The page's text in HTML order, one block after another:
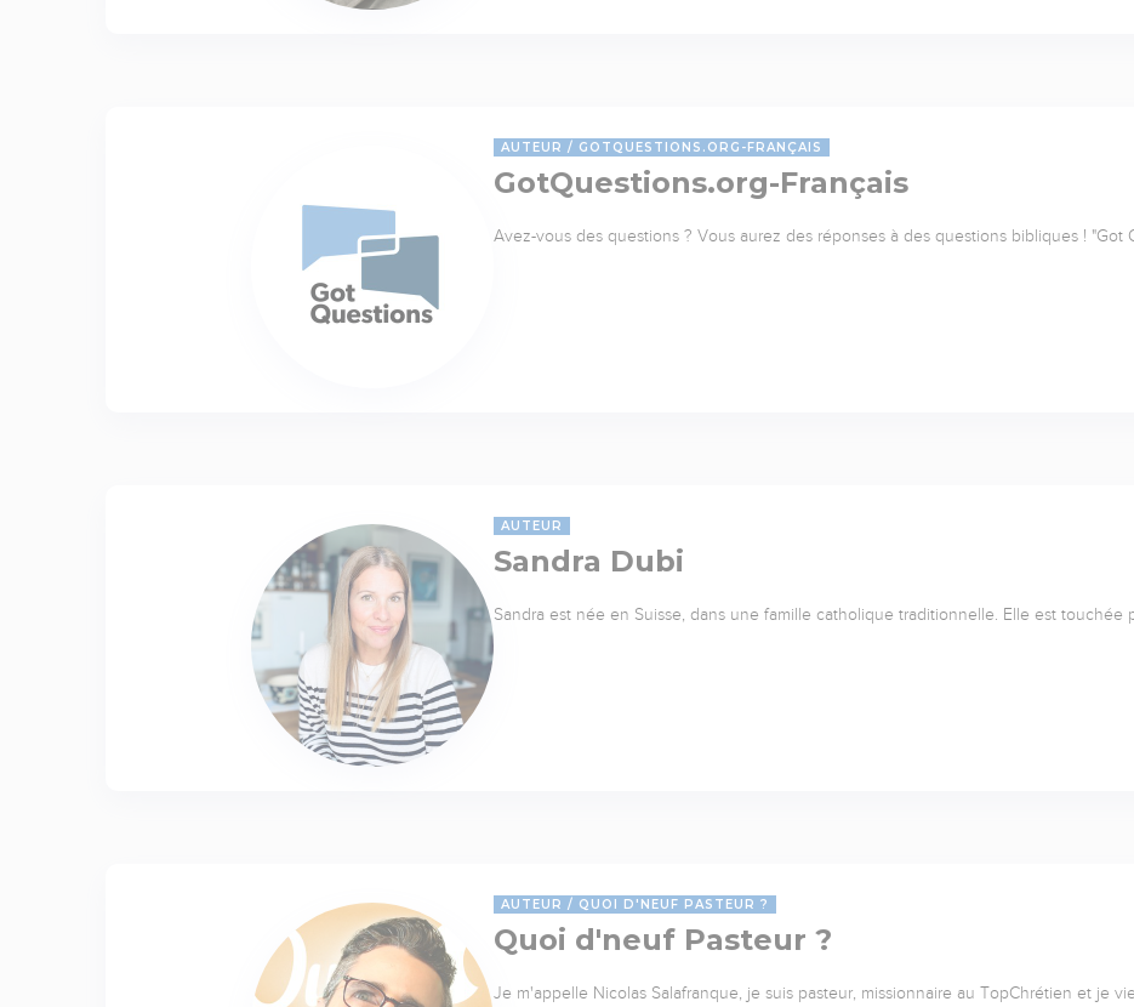
AUTEUR GOTQUESTIONS.ORG-FRANÇAIS
GotQuestions.org-Français
Avez-vous des questions ? Vous aurez des réponses à des questions bibliques ! "Got
AUTEUR
Sandra Dubi
Sandra est née en Suisse, dans une famille catholique traditionnelle. Elle est touchée
AUTEUR QUOI D'NEUF PASTEUR ?
Quoi d'neuf Pasteur ?
Je m'appelle Nicolas Salafranque, je suis pasteur, missionnaire au TopChrétien et je